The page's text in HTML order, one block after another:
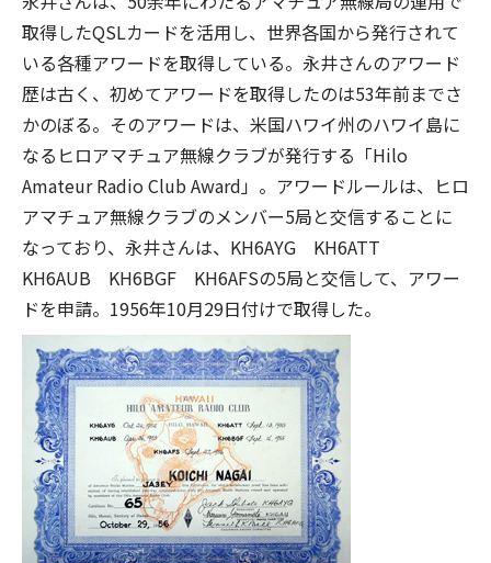
取得したQSLカードを活用し、世界各国から発行されて
いる各種アワードを取得している。永井さんのアワード
歴は古く、初めてアワードを取得したのは53年前までさ
かのぼる。そのアワードは、米国ハワイ州のハワイ島に
なるヒロアマチュア無線クラブが発行する「Hilo
Amateur Radio Club Award」。アワードルールは、ヒロ
アマチュア無線クラブのメンバー5局と交信することに
なっており、永井さんは、KH6AYG KH6ATT
KH6AUB KH6BGF KH6AFSの5局と交信して、アワー
ドを申請。1956年10月29日付けで取得した。